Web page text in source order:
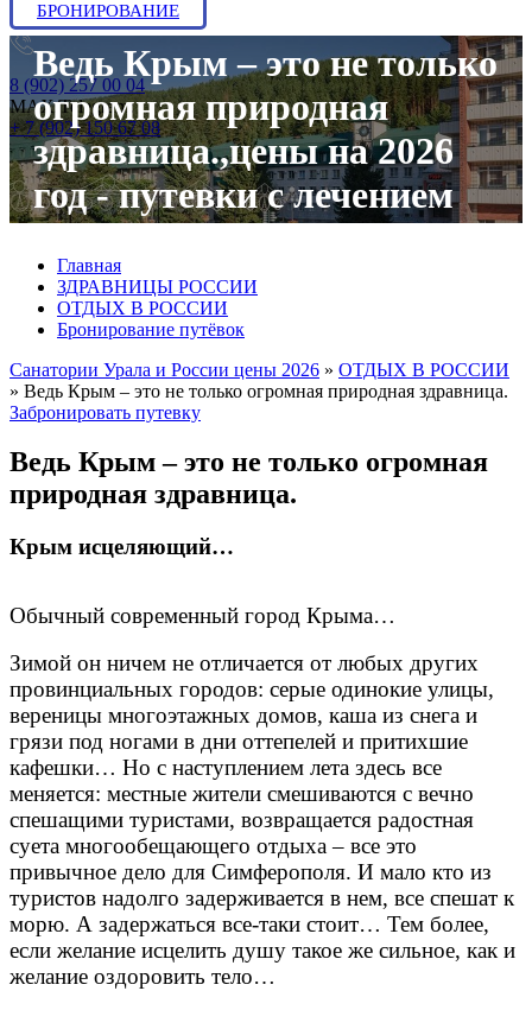
БРОНИРОВАНИЕ
8 (902) 257 00 04
МАХ/Telegram:
+ 7 (902) 150 67 08
Ведь Крым – это не только
огромная природная
здравница.,цены на 2026
год - путевки с лечением
Главная
ЗДРАВНИЦЫ РОССИИ
ОТДЫХ В РОССИИ
Бронирование путёвок
Санатории Урала и России цены 2026 » ОТДЫХ В РОССИИ
» Ведь Крым – это не только огромная природная здравница.
Забронировать путевку
Ведь Крым – это не только огромная
природная здравница.
Крым исцеляющий…
Обычный современный город Крыма…
Зимой он ничем не отличается от любых других
провинциальных городов: серые одинокие улицы,
вереницы многоэтажных домов, каша из снега и
грязи под ногами в дни оттепелей и притихшие
кафешки… Но с наступлением лета здесь все
меняется: местные жители смешиваются с вечно
спешащими туристами, возвращается радостная
суета многообещающего отдыха – все это
привычное дело для Симферополя. И мало кто из
туристов надолго задерживается в нем, все спешат к
морю. А задержаться все-таки стоит… Тем более,
если желание исцелить душу такое же сильное, как и
желание оздоровить тело…